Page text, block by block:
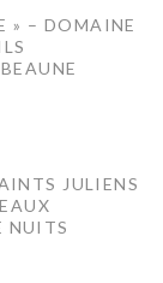
» – DOMAINE
JULIENS
NUITS